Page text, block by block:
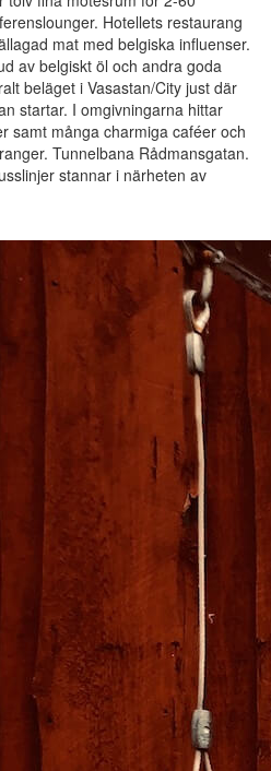
Hotellets restaurang
mat med belgiska influenser.
av belgiskt öl och andra goda
beläget i Vasastan/City just där
startar. I omgivningarna hittar
samt många charmiga caféer och
Tunnelbana Rådmansgatan.
stannar i närheten av